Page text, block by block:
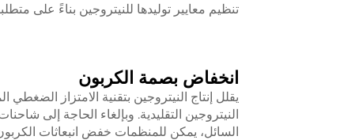
تنظيم معايير توليدها للنيتروجين بناءً على
انخفاض بصمة الكربون
النيتروجين التقليدية. وبإلغاء الحاجة إلى
السائل، يمكن للمنظمات خفض انبعاثات